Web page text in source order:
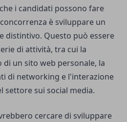
i candidati possono fare
è sviluppare un
distintivo. Questo può essere
di attività, tra cui la
di un sito web personale, la
di networking e l'interazione
settore sui social media.
cercare di sviluppare